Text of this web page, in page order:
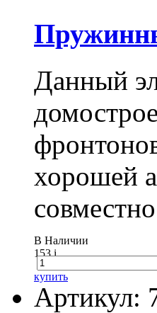
Данный
хорошей
В Наличии
153i
купить
Артикул: